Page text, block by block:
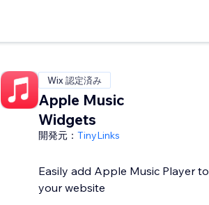
Wix 認定済み
Apple Music
Widgets
開発元： TinyLinks
Easily add Apple Music Player to
your website